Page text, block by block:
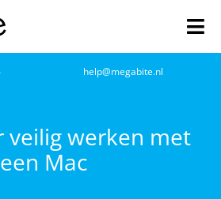
help@megabite.nl
veilig werken met
een Mac